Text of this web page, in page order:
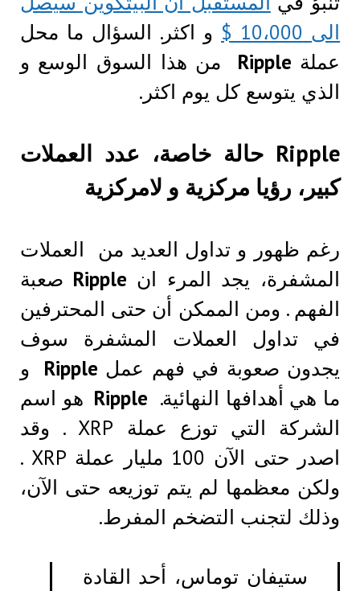
الى 10،000 $
و اكثر. السؤال ما محل
عملة Ripple
من هذا السوق الوسع و
الذي يتوسع كل يوم اكثر.
Ripple حالة خاصة، عدد العملات
كبير، رؤيا مركزية و لامركزية
رغم ظهور و تداول العديد من العملات
المشفرة، يجد المرء ان Ripple صعبة
الفهم . ومن الممكن أن حتى المحترفين
في تداول العملات المشفرة سوف
يجدون صعوبة في فهم عمل Ripple
و
ما هي أهدافها النهائية. Ripple هو اسم
الشركة التي توزع عملة XRP . وقد
اصدر حتى الآن 100 مليار عملة XRP .
ولكن معظمها لم يتم توزيعه حتى الآن،
وذلك لتجنب التضخم المفرط.
ستيفان توماس، أحد القادة